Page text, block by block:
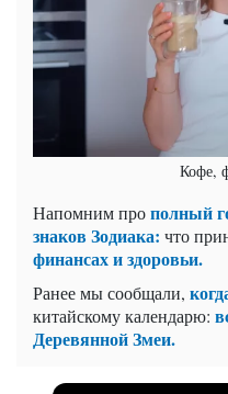
Кофе,
Напомним прополный
знаков Зодиака: что
финансах и здоровьи.
Ранее мы сообщали,
китайскому календарю:
Деревянной Змеи.